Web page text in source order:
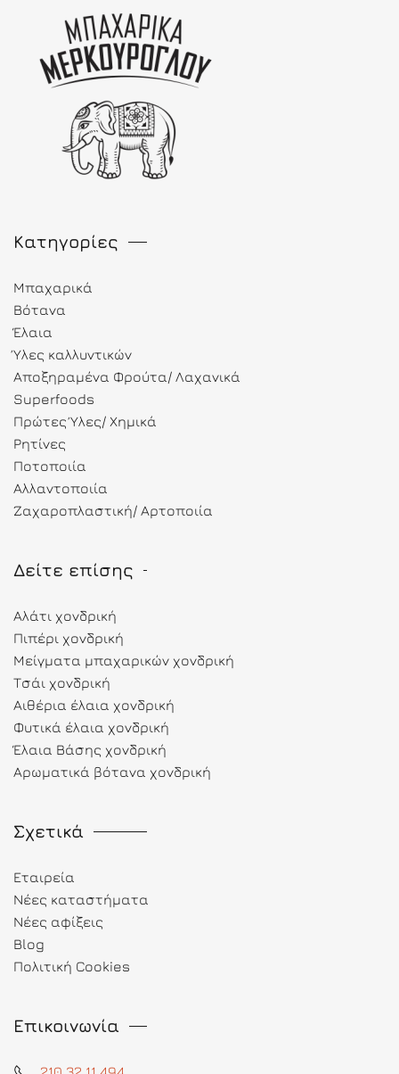
Κατηγορίες
Μπαχαρικά
Βότανα
Έλαια
Ύλες καλλυντικών
Αποξηραμένα Φρούτα/ Λαχανικά
Superfoods
Πρώτες Ύλες/ Χημικά
Ρητίνες
Ποτοποιία
Αλλαντοποιία
Ζαχαροπλαστική/ Αρτοποιία
Δείτε επίσης
Αλάτι χονδρική
Πιπέρι χονδρική
Μείγματα μπαχαρικών χονδρική
Τσάι χονδρική
Αιθέρια έλαια χονδρική
Φυτικά έλαια χονδρική
Έλαια Βάσης χονδρική
Αρωματικά βότανα χονδρική
Σχετικά
Εταιρεία
Νέες καταστήματα
Νέες αφίξεις
Blog
Πολιτική Cookies
Επικοινωνία